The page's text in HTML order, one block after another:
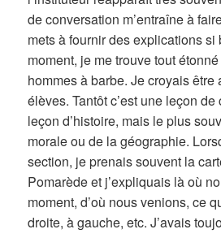
de conversation m’entraîne à
mets à fournir des explications si
moment, je me trouve tout
hommes à barbe. Je croyais être
élèves. Tantôt c’est une leçon
leçon d’histoire, mais le plus
morale ou de la géographie.
section, je prenais souvent la
Pomarède et j’expliquais là où
moment, d’où nous venions, ce
droite, à gauche, etc. J’avais